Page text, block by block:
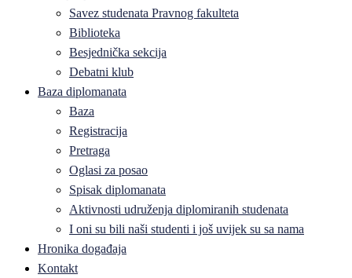
Savez studenata Pravnog fakulteta
Biblioteka
Besjednička sekcija
Debatni klub
Baza diplomanata
Baza
Registracija
Pretraga
Oglasi za posao
Spisak diplomanata
Aktivnosti udruženja diplomiranih studenata
I oni su bili naši studenti i još uvijek su sa nama
Hronika događaja
Kontakt